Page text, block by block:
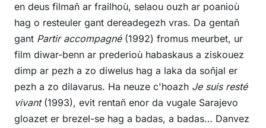
en deus filmañ ar frailhoù, selaou ouzh ar poanioù
hag o resteuler gant dereadegezh vras. Da gentañ
gant Partir accompagné(1992) fromus meurbet, ur
film diwar-benn ar prederioù habaskaus a ziskouez
dimp ar pezh a zo diwelus hag a laka da soñjal er
pezh a zo dilavarus. Ha neuze c'hoazh Je suis resté
vivant(1993), evit rentañ enor da vugale Sarajevo
gloazet er brezel-se hag a badas, a badas… Danvez